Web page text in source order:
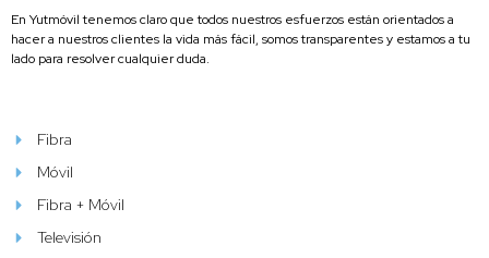
En Yutmóvil tenemos claro que todos nuestros esfuerzos están orientados a
hacer a nuestros clientes la vida más fácil, somos transparentes y estamos a tu
lado para resolver cualquier duda.
Fibra
Móvil
Fibra + Móvil
Televisión